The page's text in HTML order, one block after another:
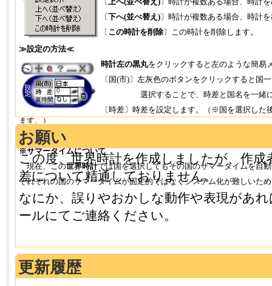
〔下へ(並べ替え)〕時計が複数ある場合、時計
〔 この時計を削除〕この時計を削除します。
≫設定の方法≪
時計左の黒丸をクリックすると左のような簡易
〔国(市)〕左灰色のボタンをクリックすると国
選択することで、時差と国名を一緒に
〔時差〕時差を設定します。（※国を選択した
ます。）
〔夏時間〕サマータイムを設定します。
※サマータイムについて
現在、この世界時計では国を選択してもその国のサマータイムを自
それぞれの国のサマータイムが固定的ではなくシステム化が難しいた
お願い
この度、世界時計を作成しましたが、作
差について精通しておりません。
なにか、誤りやおかしな動作や表現があ
ールにてご連絡ください。
更新履歴